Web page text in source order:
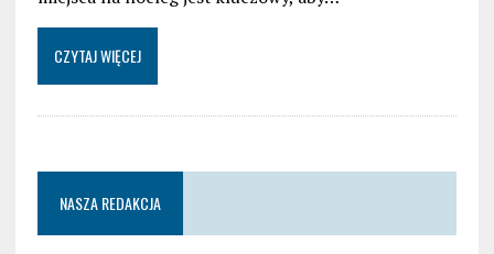
CZYTAJ WIĘCEJ
NASZA REDAKCJA